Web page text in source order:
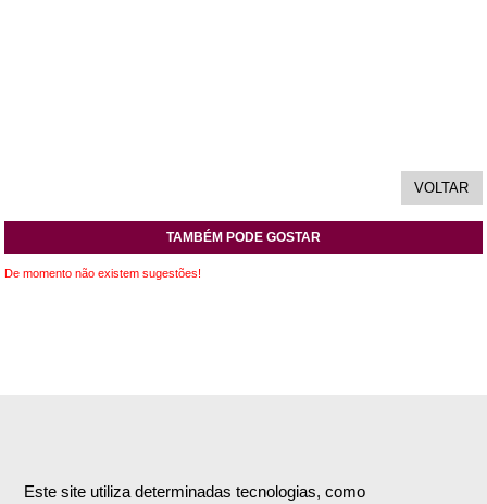
Este site utiliza determinadas tecnologias, como
TAMBÉM PODE GOSTAR
De momento não existem sugestões!
Empresa
Encomendas & Pagamentos